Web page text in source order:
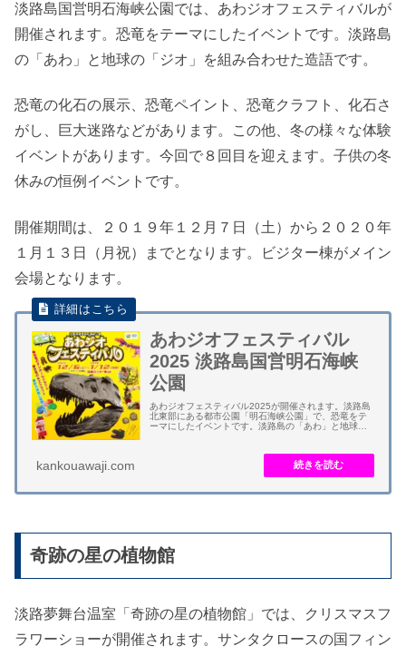
淡路島国営明石海峡公園では、あわジオフェスティバルが
開催されます。恐竜をテーマにしたイベントです。淡路島
の「あわ」と地球の「ジオ」を組み合わせた造語です。
恐竜の化石の展示、恐竜ペイント、恐竜クラフト、化石さ
がし、巨大迷路などがあります。この他、冬の様々な体験
イベントがあります。今回で８回目を迎えます。子供の冬
休みの恒例イベントです。
開催期間は、２０１９年１２月７日（土）から２０２０年
１月１３日（月祝）までとなります。ビジター棟がメイン
会場となります。
あわジオフェスティバル
2025 淡路島国営明石海峡
公園
あわジオフェスティバル2025が開催されます。淡路島
北東部にある都市公園「明石海峡公園」で、恐竜をテ
ーマにしたイベントです。淡路島の「あわ」と地球の
kankouawaji.com
奇跡の星の植物館
淡路夢舞台温室「奇跡の星の植物館」では、クリスマスフ
ラワーショーが開催されます。サンタクロースの国フィン